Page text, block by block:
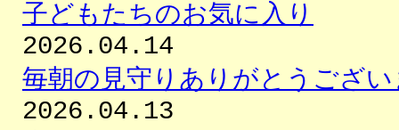
子どもたちのお気に入り
2026.04.14
毎朝の見守りありがとうござ
2026.04.13